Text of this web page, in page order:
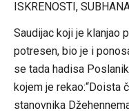
ISKRENOSTI,
Saudijac koji je klanjao
potresen, bio je i
se tada hadisa
kojem je rekao:“Doista
stanovnika